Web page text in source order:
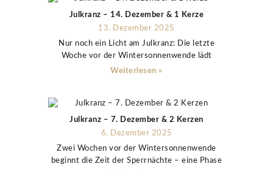
Julkranz – 14. Dezember & 1 Kerze
13. Dezember 2025
Nur noch ein Licht am Julkranz: Die letzte
Woche vor der Wintersonnenwende lädt
Weiterlesen »
Julkranz – 7. Dezember & 2 Kerzen
6. Dezember 2025
Zwei Wochen vor der Wintersonnenwende
beginnt die Zeit der Sperrnächte – eine Phase